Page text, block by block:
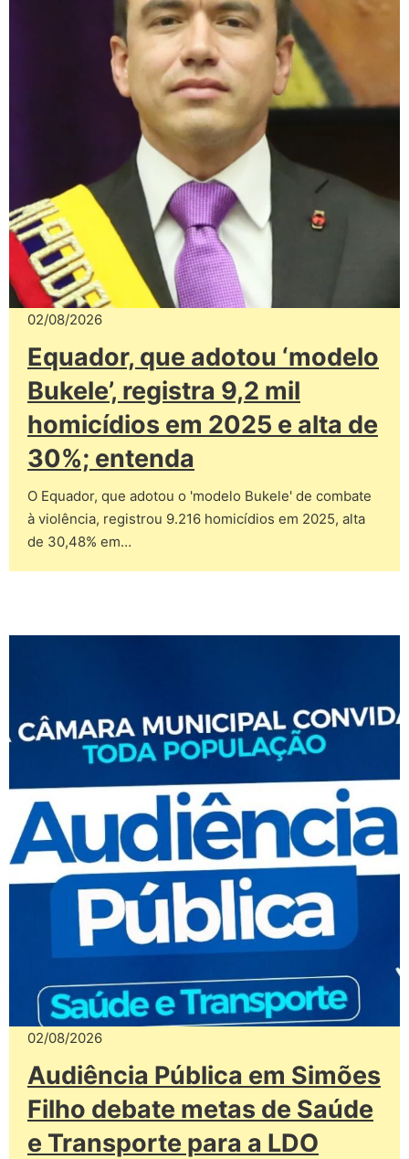
02/08/2026
Equador, que adotou ‘modelo
Bukele’, registra 9,2 mil
homicídios em 2025 e alta de
30%; entenda
O Equador, que adotou o 'modelo Bukele' de combate
à violência, registrou 9.216 homicídios em 2025, alta
de 30,48% em…
02/08/2026
Audiência Pública em Simões
Filho debate metas de Saúde
e Transporte para a LDO